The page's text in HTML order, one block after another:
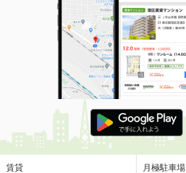
賃貸 月極駐車場